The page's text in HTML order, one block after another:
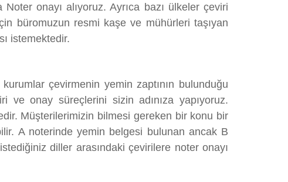
onayı alıyoruz. Ayrıca bazı ülkeler çeviri
büromuzun resmi kaşe ve mühürleri taşıyan
istemektedir.
çevirmenin yemin zaptının bulunduğu
onay süreçlerini sizin adınıza yapıyoruz.
Müşterilerimizin bilmesi gereken bir konu bir
A noterinde yemin belgesi bulunan ancak B
diller arasındaki çevirilere noter onayı